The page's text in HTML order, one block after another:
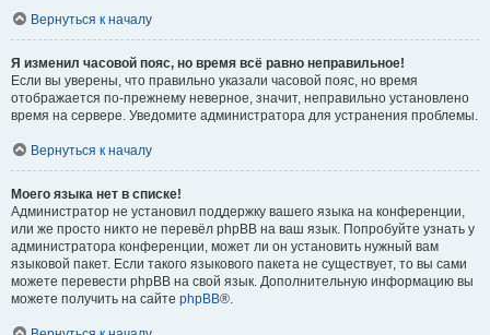
Вернуться к началу
Я изменил часовой пояс, но время всё равно неправильное!
Если вы уверены, что правильно указали часовой пояс, но время
отображается по-прежнему неверное, значит, неправильно установлено
время на сервере. Уведомите администратора для устранения проблемы.
Вернуться к началу
Моего языка нет в списке!
Администратор не установил поддержку вашего языка на конференции,
или же просто никто не перевёл phpBB на ваш язык. Попробуйте узнать у
администратора конференции, может ли он установить нужный вам
языковой пакет. Если такого языкового пакета не существует, то вы сами
можете перевести phpBB на свой язык. Дополнительную информацию вы
можете получить на сайте phpBB®.